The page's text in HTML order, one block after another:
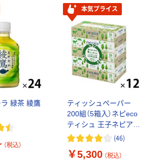
ラ 緑茶 綾鷹
（税込）
本気プライス
ティッシュペーパー
200組（5箱入）ネピeco
ティシュ 王子ネピア 1
ケース(60箱:5箱入×12
(46)
￥5,300 （税込）